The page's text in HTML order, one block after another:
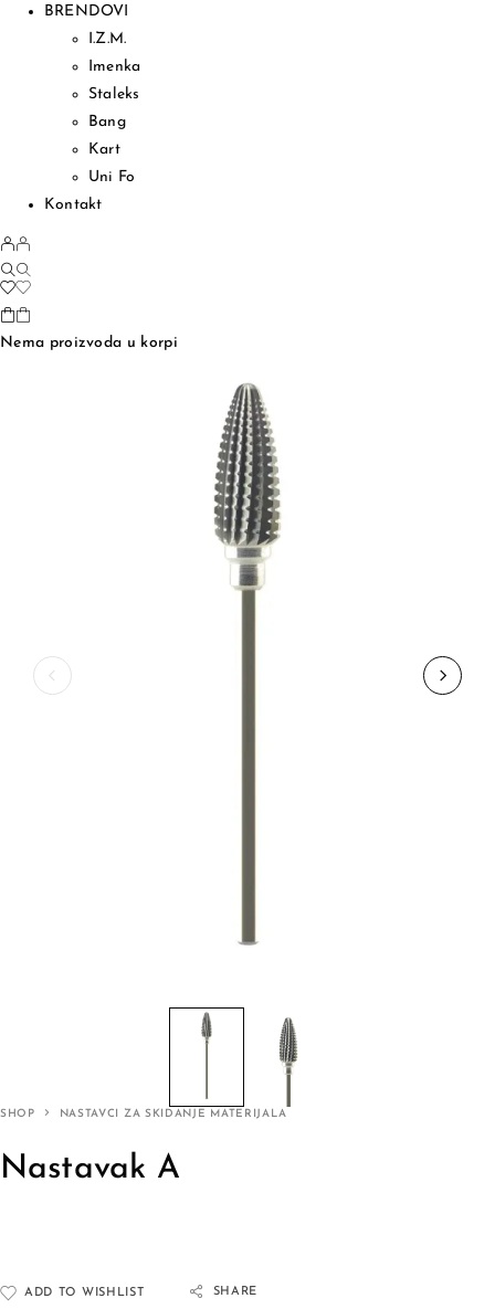
BRENDOVI
I.Z.M.
Imenka
Staleks
Bang
Kart
Uni Fo
Kontakt
Nema proizvoda u korpi
SHOP NASTAVCI ZA SKIDANJE MATERIJALA
Nastavak A
ADD TO WISHLIST SHARE